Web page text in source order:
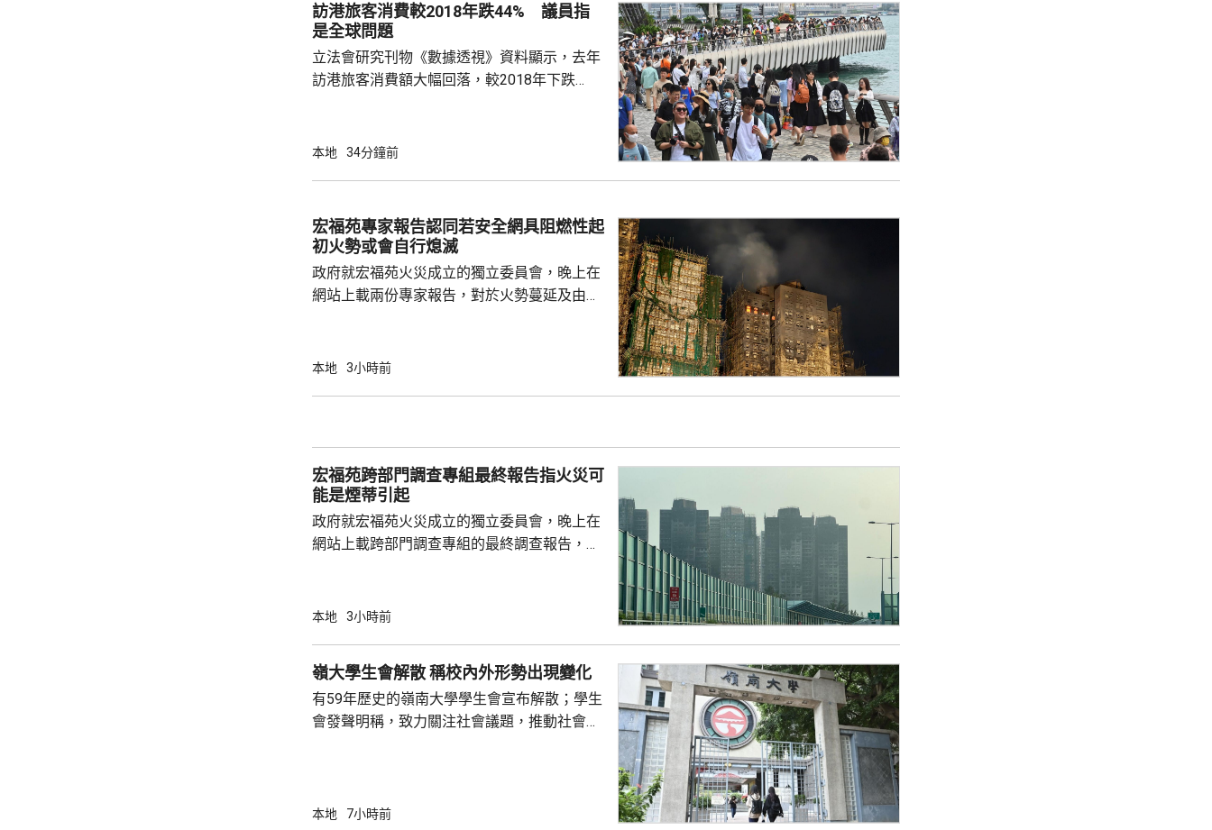
訪港旅客消費較2018年跌44% 議員指
是全球問題
立法會研究刊物《數據透視》資料顯示，去年
訪港旅客消費額大幅回落，較2018年下跌
客有一定消費力，問題是如何令他們留港更
元，已經很不容易，加上本港過境客增加，人
均消費下降是正常。 疫情後旅客模式轉變，旅
客來港不只購物，更追求體驗式...
本地 34分鐘前
宏福苑專家報告認同若安全網具阻燃性起
初火勢或會自行熄滅
政府就宏福苑火災成立的獨立委員會，晚上在
網站上載兩份專家報告，對於火勢蔓延及由此
會自行熄滅，從而避免火勢蔓延，受波及的建
房內部溫度升至攝氏340至370度。沒有使用
發泡膠板的內部溫度則維持在100度...
本地 3小時前
宏福苑跨部門調查專組最終報告指火災可
能是煙蒂引起
政府就宏福苑火災成立的獨立委員會，晚上在
網站上載跨部門調查專組的最終調查報告，指
高達2米，包括安全網，以及遮蓋窗戶的發泡
能是意外事故，起因可能是點燃的煙蒂燒著起
火地點的可燃物料。現場並發現兩個煙蒂。 受
火勢蔓延影響，宏福苑共有924個...
本地 3小時前
嶺大學生會解散 稱校內外形勢出現變化
有59年歷史的嶺南大學學生會宣布解散；學生
會發聲明稱，致力關注社會議題，推動社會進
承認學生會，導致學生會無法在校內提供服
本地 7小時前